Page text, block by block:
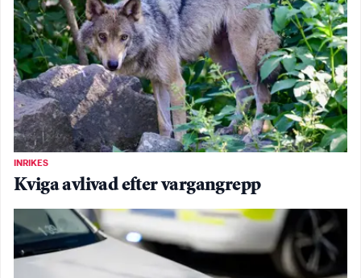
INRIKES
Kviga avlivad efter vargangrepp